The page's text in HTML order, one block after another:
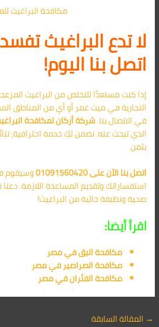
مكافحة البراغيث
لا تدع البراغيث
اتصل بنا اليوم!
إذا كنت مستعدًا للتخلص من البراغيث
التجارية في ميت غمر أو أي من المناطق
في الاتصال بنا.شركة أركان لمكافحة
الذي تبحث عنه. نضمن لك خدمة احترافية،
بثمن.
اتصل بنا الآن على 01091560420
وسيقوم
استفساراتك وتقديم المساعدة اللازمة.
صحية ونظيفة خالية من البراغيث!
اقرأ أيضا:
مكافحة البق​ في مصر
مكافحة الصراصير​ في مصر
مكافحة الفئران​ في مصر
→ المقالة السابقة